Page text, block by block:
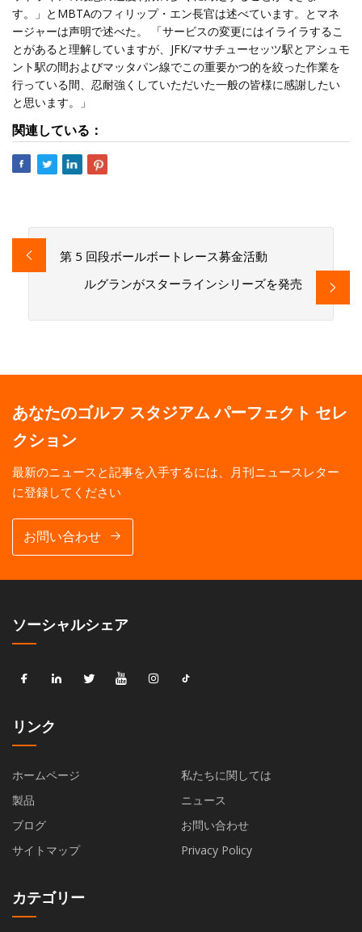
す。」とMBTAのフィリップ・エン長官は述べています。とマネ
ージャーは声明で述べた。 「サービスの変更にはイライラするこ
とがあると理解していますが、JFK/マサチューセッツ駅とアシュモ
ント駅の間およびマッタパン線でこの重要かつ的を絞った作業を
行っている間、忍耐強くしていただいた一般の皆様に感謝したい
と思います。」
関連している：
第 5 回段ボールボートレース募金活動
ルグランがスターラインシリーズを発売
あなたのゴルフ スタジアム パーフェクト セレ
クション
最新のニュースと記事を入手するには、月刊ニュースレター
に登録してください
お問い合わせ
ソーシャルシェア
リンク
ホームページ
私たちに関しては
製品
ニュース
ブログ
お問い合わせ
サイトマップ
Privacy Policy
カテゴリー